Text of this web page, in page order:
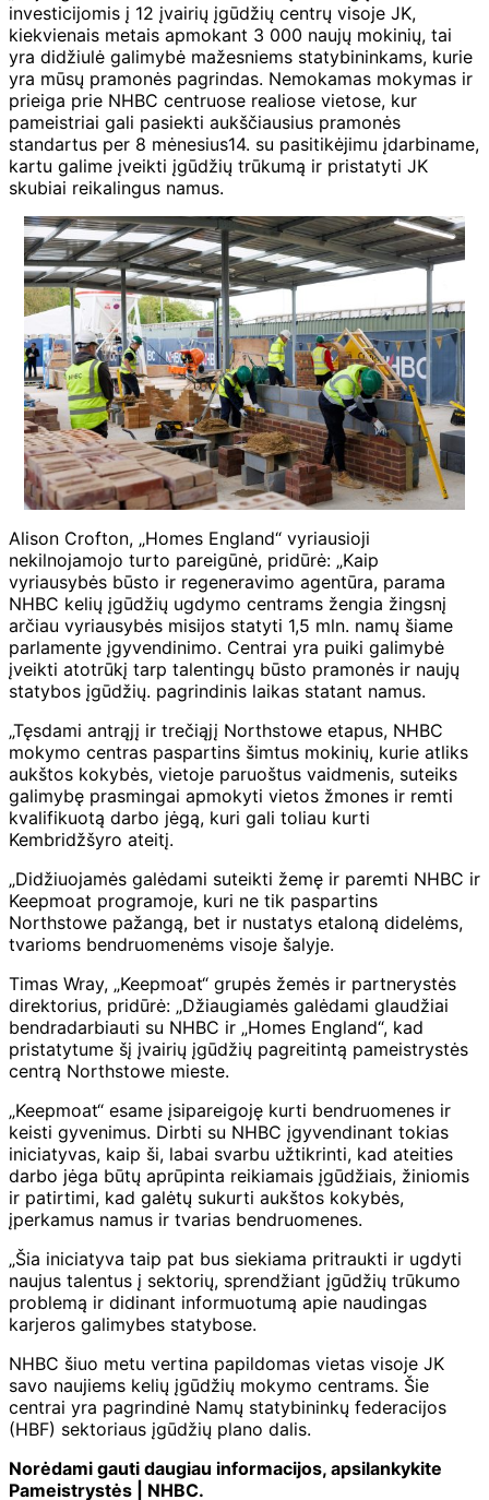
investicijomis į 12 įvairių įgūdžių centrų visoje JK,
kiekvienais metais apmokant 3 000 naujų mokinių, tai
yra didžiulė galimybė mažesniems statybininkams, kurie
yra mūsų pramonės pagrindas. Nemokamas mokymas ir
prieiga prie NHBC centruose realiose vietose, kur
pameistriai gali pasiekti aukščiausius pramonės
standartus per 8 mėnesius14. su pasitikėjimu įdarbiname,
kartu galime įveikti įgūdžių trūkumą ir pristatyti JK
skubiai reikalingus namus.
Alison Crofton, „Homes England“ vyriausioji
nekilnojamojo turto pareigūnė, pridūrė: „Kaip
vyriausybės būsto ir regeneravimo agentūra, parama
NHBC kelių įgūdžių ugdymo centrams žengia žingsnį
arčiau vyriausybės misijos statyti 1,5 mln. namų šiame
parlamente įgyvendinimo. Centrai yra puiki galimybė
įveikti atotrūkį tarp talentingų būsto pramonės ir naujų
statybos įgūdžių. pagrindinis laikas statant namus.
„Tęsdami antrąjį ir trečiąjį Northstowe etapus, NHBC
mokymo centras paspartins šimtus mokinių, kurie atliks
aukštos kokybės, vietoje paruoštus vaidmenis, suteiks
galimybę prasmingai apmokyti vietos žmones ir remti
kvalifikuotą darbo jėgą, kuri gali toliau kurti
Kembridžšyro ateitį.
„Didžiuojamės galėdami suteikti žemę ir paremti NHBC ir
Keepmoat programoje, kuri ne tik paspartins
Northstowe pažangą, bet ir nustatys etaloną didelėms,
tvarioms bendruomenėms visoje šalyje.
Timas Wray, „Keepmoat“ grupės žemės ir partnerystės
direktorius, pridūrė: „Džiaugiamės galėdami glaudžiai
bendradarbiauti su NHBC ir „Homes England“, kad
pristatytume šį įvairių įgūdžių pagreitintą pameistrystės
centrą Northstowe mieste.
„Keepmoat“ esame įsipareigoję kurti bendruomenes ir
keisti gyvenimus. Dirbti su NHBC įgyvendinant tokias
iniciatyvas, kaip ši, labai svarbu užtikrinti, kad ateities
darbo jėga būtų aprūpinta reikiamais įgūdžiais, žiniomis
ir patirtimi, kad galėtų sukurti aukštos kokybės,
įperkamus namus ir tvarias bendruomenes.
„Šia iniciatyva taip pat bus siekiama pritraukti ir ugdyti
naujus talentus į sektorių, sprendžiant įgūdžių trūkumo
problemą ir didinant informuotumą apie naudingas
karjeros galimybes statybose.
NHBC šiuo metu vertina papildomas vietas visoje JK
savo naujiems kelių įgūdžių mokymo centrams. Šie
centrai yra pagrindinė Namų statybininkų federacijos
(HBF) sektoriaus įgūdžių plano dalis.
Norėdami gauti daugiau informacijos, apsilankykite
Pameistrystės | NHBC.